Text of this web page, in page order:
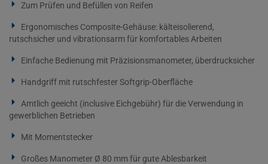
Zum Prüfen und Befüllen von Reifen
Ergonomisches Composite-Gehäuse: kälteisolierend,
rutschsicher und vibrationsarm für komfortables Arbeiten
Einfache Bedienung mit Präzisionsmanometer, überdrucksicher
Handgriff mit rutschfester Softgrip-Oberfläche
Amtlich geeicht (inclusive Eichgebühr) für die Verwendung in
gewerblichen Betrieben
Mit Momentstecker
Großes Manometer Ø 80 mm für gute Ablesbarkeit